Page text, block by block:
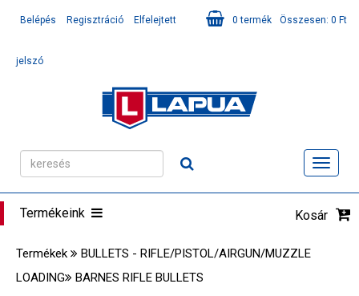
Összesen: 0 Ft
0 termék
Belépés Regisztráció Elfelejtett
jelszó
Termékeink Kosár
Termékek
BULLETS - RIFLE/PISTOL/AIRGUN/MUZZLE
LOADING
BARNES RIFLE BULLETS